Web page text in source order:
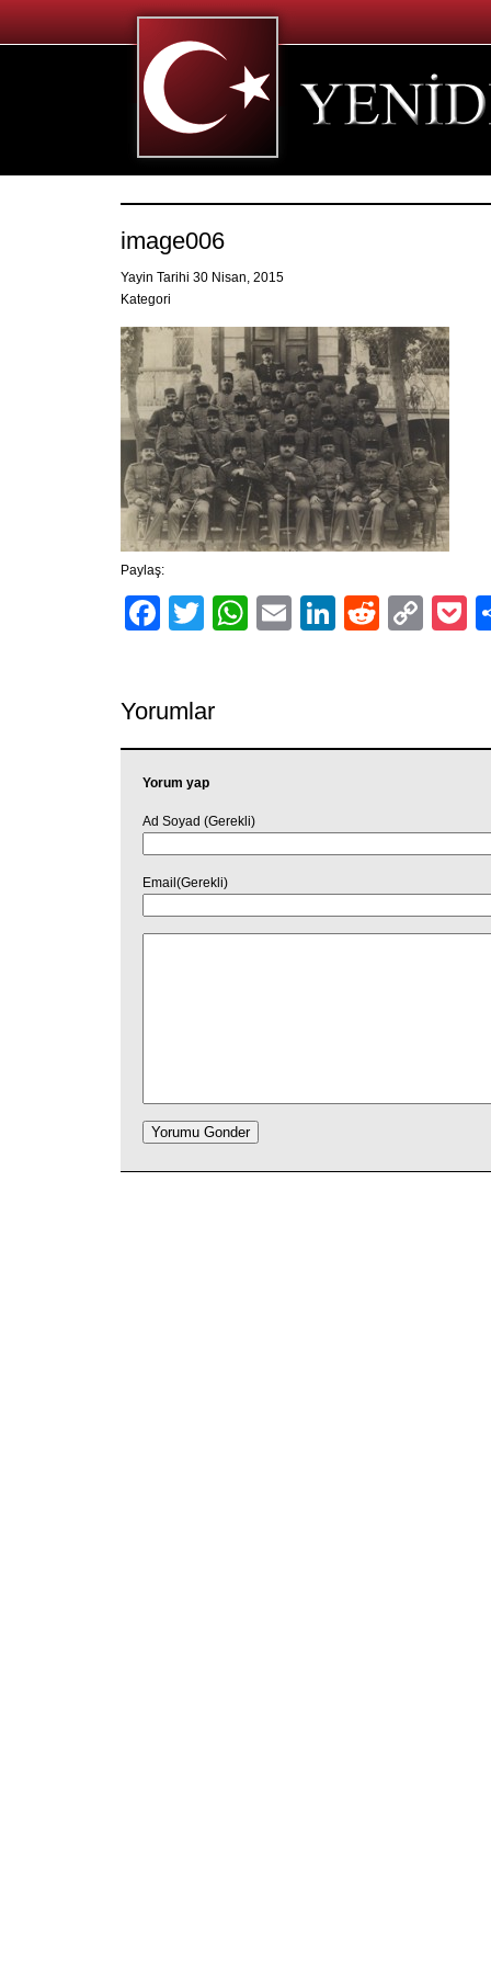
image006
Yayin Tarihi 30 Nisan, 2015
Kategori
Paylaş:
Facebook
TwitterWhatsApp
EmailLinkedIn
Reddit
Yorumlar
Yorum yap
Ad Soyad (Gerekli)
Email(Gerekli)